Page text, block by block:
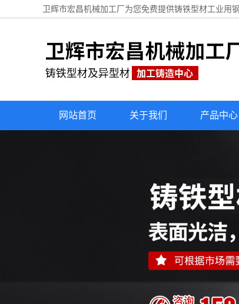
卫辉市宏昌机械加工厂为您免费提供铸铁型材工业用钢
网站首页 关于我们 产品中心